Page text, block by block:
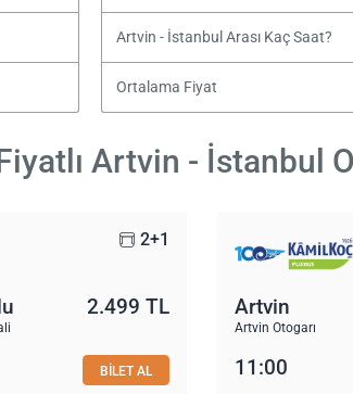
Artvin - İstanbul Arası Kaç Saat?
Ortalama Fiyat
Artvin - İstanbul
2+1
2.499 TL
BİLET AL
Artvin
Artvin Otogarı
11:00